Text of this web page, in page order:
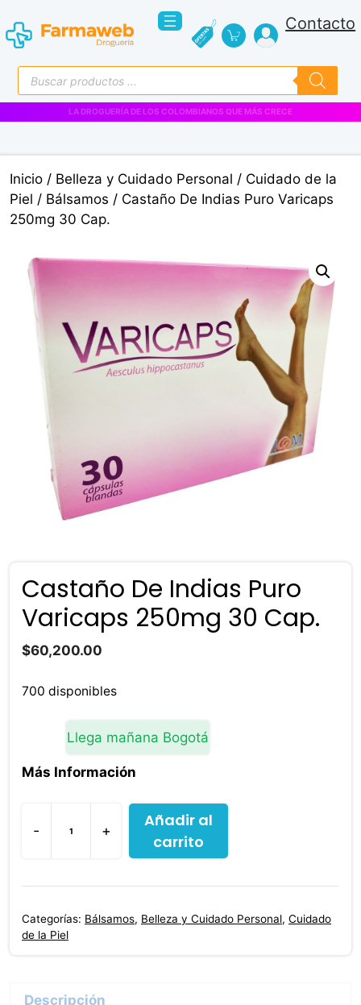
al
contenido
Contacto
Búsqueda
de
productos
VENTAS EMPRESARIALES
Inicio / Belleza y Cuidado Personal / Cuidado de la
Piel / Bálsamos / Castaño De Indias Puro Varicaps
250mg 30 Cap.
Castaño De Indias Puro
Varicaps 250mg 30 Cap.
$60,200.00
700 disponibles
Llega mañana Bogotá
Más Información
-
Castaño
De
Indias
Varicaps
+
Añadir al
carrito
Categorías: Bálsamos, Belleza y Cuidado Personal, Cuidado
de la Piel